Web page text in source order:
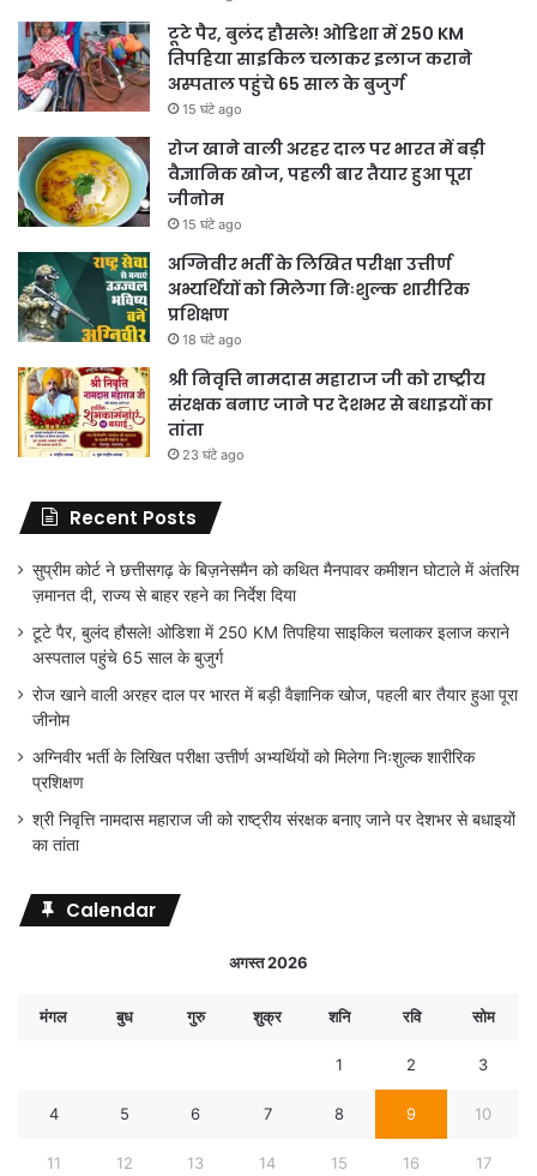
टूटे पैर, बुलंद हौसले! ओडिशा में 250 KM
तिपहिया साइकिल चलाकर इलाज कराने
अस्पताल पहुंचे 65 साल के बुजुर्ग
15 घंटे ago
रोज खाने वाली अरहर दाल पर भारत में बड़ी
वैज्ञानिक खोज, पहली बार तैयार हुआ पूरा
जीनोम
15 घंटे ago
अग्निवीर भर्ती के लिखित परीक्षा उत्तीर्ण
अभ्यर्थियों को मिलेगा निःशुल्क शारीरिक
प्रशिक्षण
18 घंटे ago
श्री निवृत्ति नामदास महाराज जी को राष्ट्रीय
संरक्षक बनाए जाने पर देशभर से बधाइयों का
तांता
23 घंटे ago
Recent Posts
सुप्रीम कोर्ट ने छत्तीसगढ़ के बिज़नेसमैन को कथित मैनपावर कमीशन घोटाले में अंतरिम
ज़मानत दी, राज्य से बाहर रहने का निर्देश दिया
टूटे पैर, बुलंद हौसले! ओडिशा में 250 KM तिपहिया साइकिल चलाकर इलाज कराने
अस्पताल पहुंचे 65 साल के बुजुर्ग
रोज खाने वाली अरहर दाल पर भारत में बड़ी वैज्ञानिक खोज, पहली बार तैयार हुआ पूरा
जीनोम
अग्निवीर भर्ती के लिखित परीक्षा उत्तीर्ण अभ्यर्थियों को मिलेगा निःशुल्क शारीरिक
प्रशिक्षण
श्री निवृत्ति नामदास महाराज जी को राष्ट्रीय संरक्षक बनाए जाने पर देशभर से बधाइयों
का तांता
Calendar
अगस्त 2026
मंगल बुध गुरु शुक्र शनि रवि सोम
1 2 3
4 5 6 7 8 9 10
11 12 13 14 15 16 17